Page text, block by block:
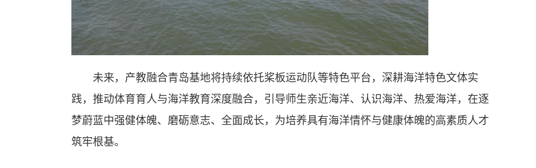
未来，产教融合青岛基地将持续依托桨板运动队等特色平台，深耕海洋特色文体实
践，推动体育育人与海洋教育深度融合，引导师生亲近海洋、认识海洋、热爱海洋，在逐
梦蔚蓝中强健体魄、磨砺意志、全面成长，为培养具有海洋情怀与健康体魄的高素质人才
筑牢根基。